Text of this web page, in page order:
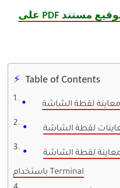
توقيع مستند PDF على
Table of Contents
لقطة الشاشة
لقطة الشاشة
لقطة الشاشة
باستخدام Terminal